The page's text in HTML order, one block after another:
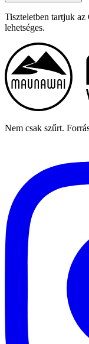
Tiszteletben tartjuk
lehetséges.
Nem csak szűrt.